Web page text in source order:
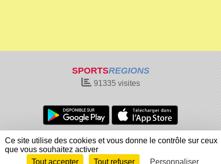
SPORTSREGIONS
91335visites
Charte cookies
Gestion des cookies
Informations légales
Signaler un contenu inapproprié
Envie de participer ?
Ce site utilise des cookies et vous donne le contrôle sur ceux
que vous souhaitez activer
Tout accepter
Tout refuser Personnaliser